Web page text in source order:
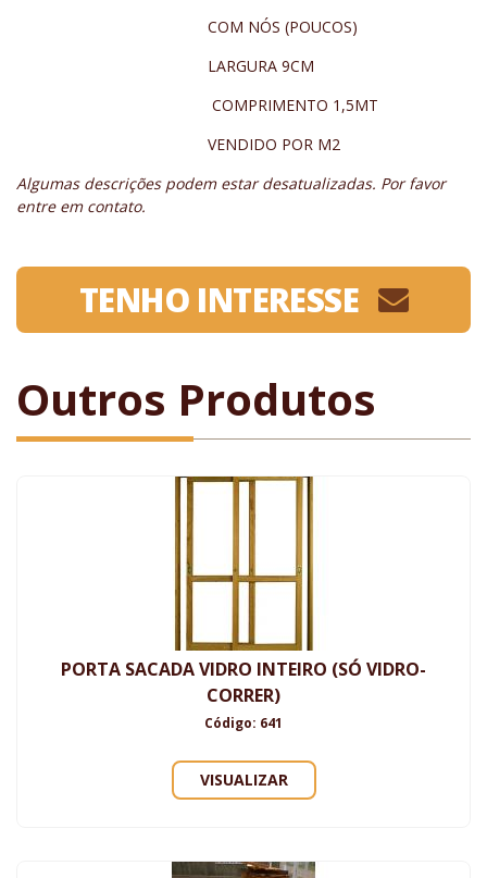
COM NÓS (POUCOS)
LARGURA 9CM
COMPRIMENTO 1,5MT
VENDIDO POR M2
Algumas descrições podem estar desatualizadas. Por favor
entre em contato.
TENHO INTERESSE
Outros Produtos
PORTA SACADA VIDRO INTEIRO (SÓ VIDRO-
CORRER)
Código: 641
VISUALIZAR